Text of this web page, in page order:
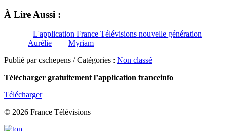
À Lire Aussi :
L'application France Télévisions nouvelle génération
Aurélie
Myriam
Publié par cschepens / Catégories : Non classé
Télécharger gratuitement l’application franceinfo
Télécharger
© 2026 France Télévisions